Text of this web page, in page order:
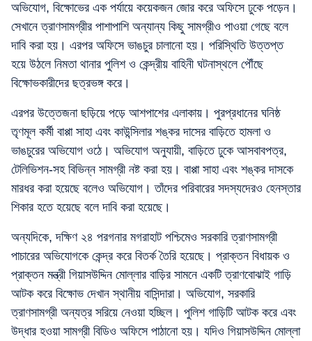
অভিযোগ, বিক্ষোভের এক পর্যায়ে কয়েকজন জোর করে অফিসে ঢুকে পড়েন।
সেখানে ত্রাণসামগ্রীর পাশাপাশি অন্যান্য কিছু সামগ্রীও পাওয়া গেছে বলে
দাবি করা হয়। এরপর অফিসে ভাঙচুর চালানো হয়। পরিস্থিতি উত্তপ্ত
হয়ে উঠলে নিমতা থানার পুলিশ ও কেন্দ্রীয় বাহিনী ঘটনাস্থলে পৌঁছে
বিক্ষোভকারীদের ছত্রভঙ্গ করে।
এরপর উত্তেজনা ছড়িয়ে পড়ে আশপাশের এলাকায়। পুরপ্রধানের ঘনিষ্ঠ
তৃণমূল কর্মী বাপ্পা সাহা এবং কাউন্সিলার শঙ্কর দাসের বাড়িতে হামলা ও
ভাঙচুরের অভিযোগ ওঠে। অভিযোগ অনুযায়ী, বাড়িতে ঢুকে আসবাবপত্র,
টেলিভিশন-সহ বিভিন্ন সামগ্রী নষ্ট করা হয়। বাপ্পা সাহা এবং শঙ্কর দাসকে
মারধর করা হয়েছে বলেও অভিযোগ। তাঁদের পরিবারের সদস্যদেরও হেনস্তার
শিকার হতে হয়েছে বলে দাবি করা হয়েছে।
অন্যদিকে, দক্ষিণ ২৪ পরগনার মগরাহাট পশ্চিমেও সরকারি ত্রাণসামগ্রী
পাচারের অভিযোগকে কেন্দ্র করে বিতর্ক তৈরি হয়েছে। প্রাক্তন বিধায়ক ও
প্রাক্তন মন্ত্রী গিয়াসউদ্দিন মোল্লার বাড়ির সামনে একটি ত্রাণবোঝাই গাড়ি
আটক করে বিক্ষোভ দেখান স্থানীয় বাসিন্দারা। অভিযোগ, সরকারি
ত্রাণসামগ্রী অন্যত্র সরিয়ে নেওয়া হচ্ছিল। পুলিশ গাড়িটি আটক করে এবং
উদ্ধার হওয়া সামগ্রী বিডিও অফিসে পাঠানো হয়। যদিও গিয়াসউদ্দিন মোল্লা